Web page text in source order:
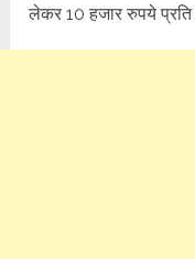
लेकर 10 हजार रुपये प्रति